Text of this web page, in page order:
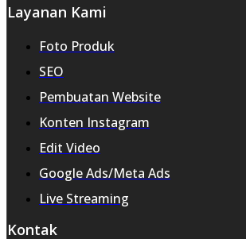
Layanan Kami
Foto Produk
SEO
Pembuatan Website
Konten Instagram
Edit Video
Google Ads/Meta Ads
Live Streaming
Kontak